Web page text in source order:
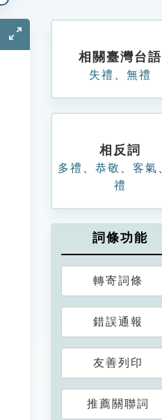
相關臺灣台語
失禮 無禮
相反詞
多禮 恭敬 客氣
禮
詞條功能
轉寄詞條
錯誤通報
友善列印
推薦關聯詞